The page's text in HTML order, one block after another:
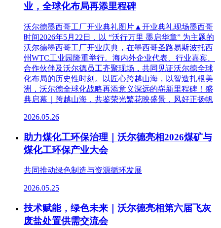
业，全球化布局再添里程碑
沃尔德墨西哥工厂开业典礼图片▲开业典礼现场墨西哥
时间2026年5月22日，以 “沃行万里 墨启华章” 为主题的
沃尔德墨西哥工厂开业庆典，在墨西哥圣路易斯波托西
州WTC工业园隆重举行。海内外企业代表、行业嘉宾、
合作伙伴及沃尔德员工齐聚现场，共同见证沃尔德全球
化布局的历史性时刻。以匠心跨越山海，以智造扎根美
洲，沃尔德全球化战略再添意义深远的崭新里程碑！盛
典启幕｜跨越山海，共鉴荣光繁花映盛景，风好正扬帆
2026.05.26
助力煤化工环保治理｜沃尔德亮相2026煤矿与
煤化工环保产业大会
共同推动绿色制造与资源循环发展
2026.05.25
技术赋能，绿色未来｜沃尔德亮相第六届飞灰
废盐处置供需交流会